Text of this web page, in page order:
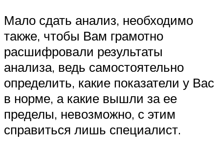
Мало сдать анализ, необходимо
также, чтобы Вам грамотно
расшифровали результаты
анализа, ведь самостоятельно
определить, какие показатели у Вас
в норме, а какие вышли за ее
пределы, невозможно, с этим
справиться лишь специалист.